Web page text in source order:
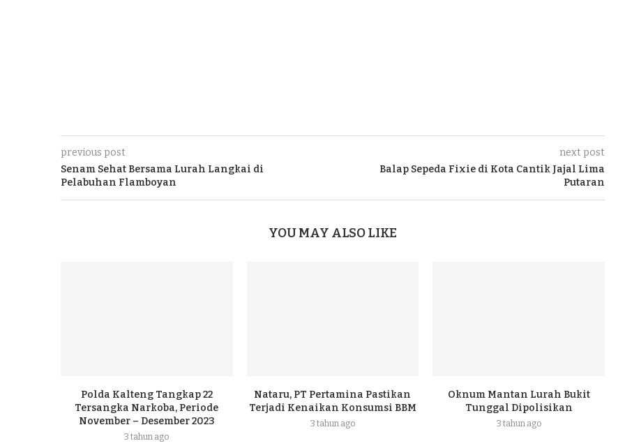
previous post
Senam Sehat Bersama Lurah Langkai di
Pelabuhan Flamboyan
next post
Balap Sepeda Fixie di Kota Cantik Jajal Lima
Putaran
YOU MAY ALSO LIKE
Polda Kalteng Tangkap 22
Tersangka Narkoba, Periode
November – Desember 2023
3 tahun ago
Nataru, PT Pertamina Pastikan
Terjadi Kenaikan Konsumsi BBM
3 tahun ago
Oknum Mantan Lurah Bukit
Tunggal Dipolisikan
3 tahun ago